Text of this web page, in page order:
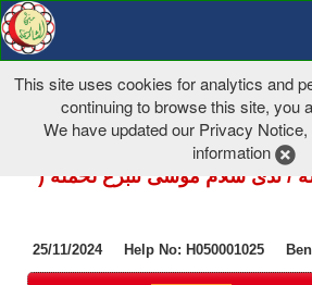
This site uses cookies for analytics and
continuing to browse this site, you
We have updated our Privacy Notice,
information
/ ندى سلام موسى تتبرع لحمله (
25/11/2024 Help No: H050001025